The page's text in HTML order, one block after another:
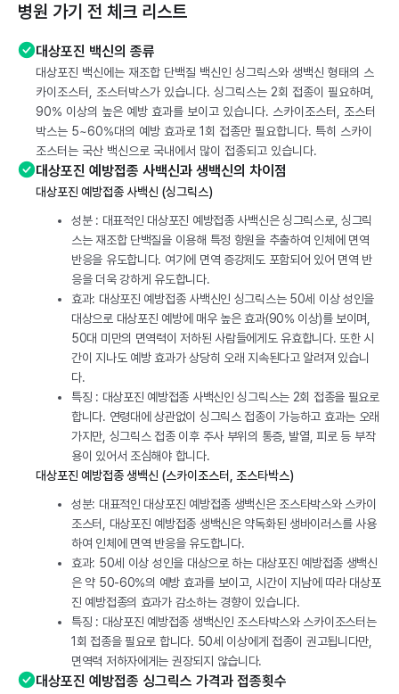
병원 가기 전 체크 리스트
대상포진 백신의 종류
대상포진 백신에는 재조합 단백질 백신인 싱그릭스와 생백신 형태의 스
카이조스터, 조스터박스가 있습니다. 싱그릭스는 2회 접종이 필요하며,
90% 이상의 높은 예방 효과를 보이고 있습니다. 스카이조스터, 조스터
박스는 5~60%대의 예방 효과로 1회 접종만 필요합니다. 특히 스카이
조스터는 국산 백신으로 국내에서 많이 접종되고 있습니다.
대상포진 예방접종 사백신과 생백신의 차이점
대상포진 예방접종 사백신 (싱그릭스)
성분 : 대표적인 대상포진 예방접종 사백신은 싱그릭스로, 싱그릭
스는 재조합 단백질을 이용해 특정 항원을 추출하여 인체에 면역
반응을 유도합니다. 여기에 면역 증강제도 포함되어 있어 면역 반
응을 더욱 강하게 유도합니다.
효과: 대상포진 예방접종 사백신인 싱그릭스는 50세 이상 성인을
대상으로 대상포진 예방에 매우 높은 효과(90% 이상)를 보이며,
50대 미만의 면역력이 저하된 사람들에게도 유효합니다. 또한 시
간이 지나도 예방 효과가 상당히 오래 지속된다고 알려져 있습니
다.
특징 : 대상포진 예방접종 사백신인 싱그릭스는 2회 접종을 필요로
합니다. 연령대에 상관없이 싱그릭스 접종이 가능하고 효과는 오래
가지만, 싱그릭스 접종 이후 주사 부위의 통증, 발열, 피로 등 부작
용이 있어서 조심해야 합니다.
대상포진 예방접종 생백신 (스카이조스터, 조스타박스)
성분: 대표적인 대상포진 예방접종 생백신은 조스타박스와 스카이
조스터, 대상포진 예방접종 생백신은 약독화된 생바이러스를 사용
하여 인체에 면역 반응을 유도합니다.
효과: 50세 이상 성인을 대상으로 하는 대상포진 예방접종 생백신
은 약 50-60%의 예방 효과를 보이고, 시간이 지남에 따라 대상포
진 예방접종의 효과가 감소하는 경향이 있습니다.
특징 : 대상포진 예방접종 생백신인 조스타박스와 스카이조스터는
1회 접종을 필요로 합니다. 50세 이상에게 접종이 권고됩니다만,
면역력 저하자에게는 권장되지 않습니다.
대상포진 예방접종 싱그릭스 가격과 접종횟수